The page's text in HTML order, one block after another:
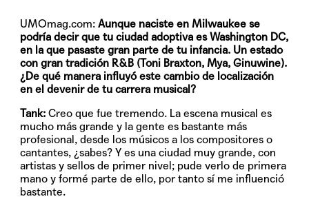
UMOmag.com:Aunque naciste en Milwaukee se
podría decir que tu ciudad adoptiva es Washington DC,
en la que pasaste gran parte de tu infancia. Un estado
con gran tradición R&B (Toni Braxton, Mya, Ginuwine).
¿De qué manera influyó este cambio de localización
en el devenir de tu carrera musical?
Tank: Creo que fue tremendo. La escena musical es
mucho más grande y la gente es bastante más
profesional, desde los músicos a los compositores o
cantantes, ¿sabes? Y es una ciudad muy grande, con
artistas y sellos de primer nivel; pude verlo de primera
mano y formé parte de ello, por tanto sí me influenció
bastante.